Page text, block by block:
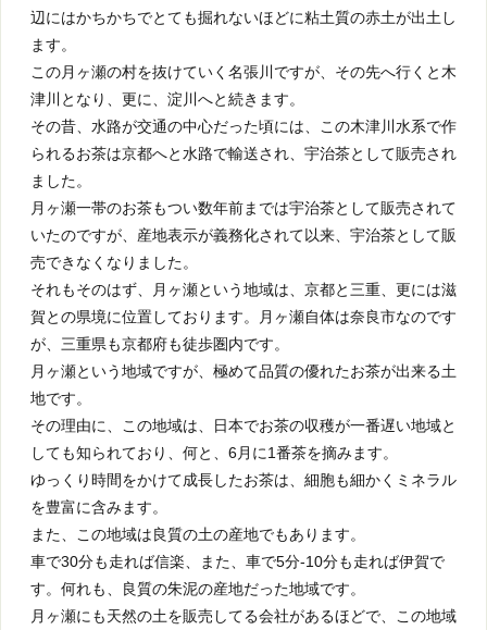
辺にはかちかちでとても掘れないほどに粘土質の赤土が出土し
ます。
この月ヶ瀬の村を抜けていく名張川ですが、その先へ行くと木
津川となり、更に、淀川へと続きます。
その昔、水路が交通の中心だった頃には、この木津川水系で作
られるお茶は京都へと水路で輸送され、宇治茶として販売され
ました。
月ヶ瀬一帯のお茶もつい数年前までは宇治茶として販売されて
いたのですが、産地表示が義務化されて以来、宇治茶として販
売できなくなりました。
それもそのはず、月ヶ瀬という地域は、京都と三重、更には滋
賀との県境に位置しております。月ヶ瀬自体は奈良市なのです
が、三重県も京都府も徒歩圏内です。
月ヶ瀬という地域ですが、極めて品質の優れたお茶が出来る土
地です。
その理由に、この地域は、日本でお茶の収穫が一番遅い地域と
しても知られており、何と、6月に1番茶を摘みます。
ゆっくり時間をかけて成長したお茶は、細胞も細かくミネラル
を豊富に含みます。
また、この地域は良質の土の産地でもあります。
車で30分も走れば信楽、また、車で5分-10分も走れば伊賀で
す。何れも、良質の朱泥の産地だった地域です。
月ヶ瀬にも天然の土を販売してる会社があるほどで、この地域